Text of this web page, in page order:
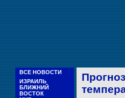
ВСЕ НОВОСТИ
ИЗРАИЛЬ
БЛИЖНИЙ
ВОСТОК